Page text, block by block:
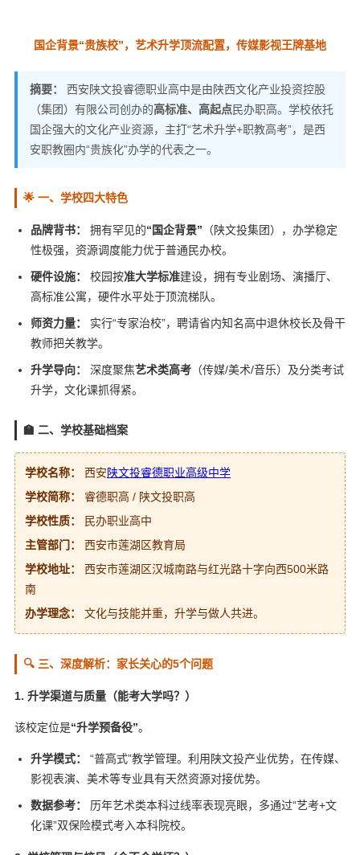
国企背景“贵族校”，艺术升学顶流配置，传媒影视王牌基地
摘要：
西安陕文投睿德职业高中是由陕西文化产业投资控股
（集团）有限公司创办的高标准、高起点民办职高。学校依托
国企强大的文化产业资源，主打“艺术升学+职教高考”，是西
安职教圈内“贵族化”办学的代表之一。
🌟 一、学校四大特色
品牌背书： 拥有罕见的“国企背景” （陕文投集团），办学稳定
性极强，资源调度能力优于普通民办校。
硬件设施： 校园按准大学标准建设，拥有专业剧场、演播厅、
高标准公寓，硬件水平处于顶流梯队。
师资力量：
实行“专家治校”，聘请省内知名高中退休校长及骨干
教师把关教学。
升学导向： 深度聚焦艺术类高考 （传媒/美术/音乐）及分类考试
升学，文化课抓得紧。
🏫 二、学校基础档案
学校名称： 西安陕文投睿德职业高级中学
学校简称：
睿德职高 / 陕文投职高
学校性质：
民办职业高中
主管部门：
西安市莲湖区教育局
学校地址：
西安市莲湖区汉城南路与红光路十字向西500米路
南
办学理念：
文化与技能并重，升学与做人共进。
🔍 三、深度解析：家长关心的5个问题
1. 升学渠道与质量（能考大学吗？）
该校定位是“升学预备役”。
升学模式：
“普高式”教学管理。利用陕文投产业优势，在传媒、
影视表演、美术等专业具有天然资源对接优势。
数据参考：
历年艺术类本科过线率表现亮眼，多通过“艺考+文
化课”双保险模式考入本科院校。